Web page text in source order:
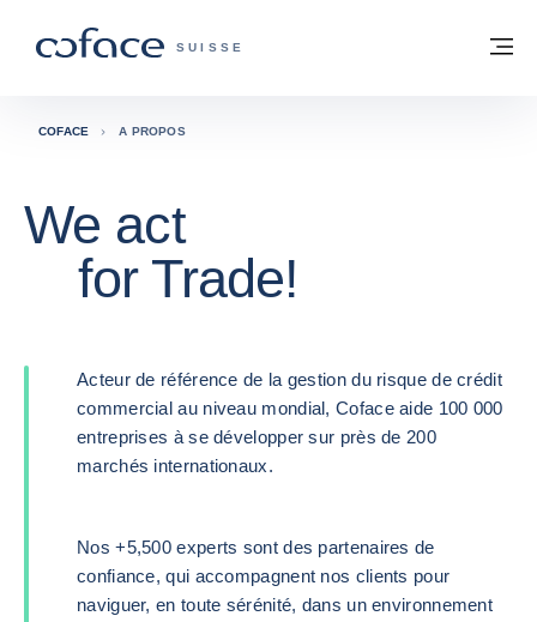
COFACE, FOR TRADE - PAGE
SUISSE
Retour à la page d'accueil
COFACE A PROPOS
We act
for Trade!
Acteur de référence de la gestion du risque de crédit
commercial au niveau mondial, Coface aide 100 000
entreprises à se développer sur près de 200
marchés internationaux.
Nos +5,500 experts sont des partenaires de
confiance, qui accompagnent nos clients pour
naviguer, en toute sérénité, dans un environnement